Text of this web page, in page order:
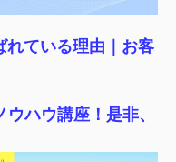
ている理由｜ お客
ハウ講座！是非、